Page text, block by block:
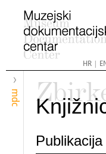
HR|
mdc
Publikacija